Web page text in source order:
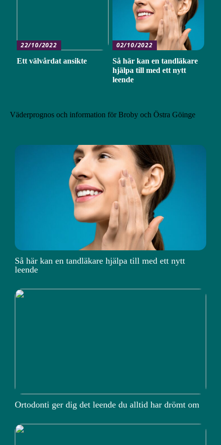
22/10/2022
Ett välvårdat ansikte
02/10/2022
Så här kan en tandläkare
hjälpa till med ett nytt
leende
Väderprognos och information för Broby och Östra Göinge
Så här kan en tandläkare hjälpa till med ett nytt
leende
Ortodonti ger dig det leende du alltid har drömt om